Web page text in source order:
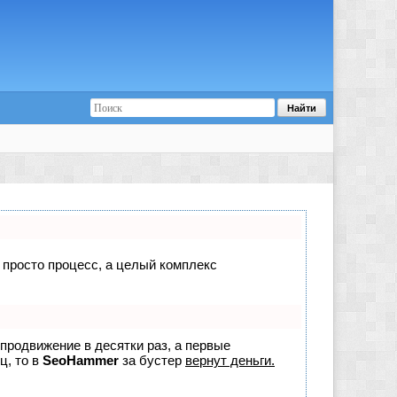
процесс, а целый комплекс
в десятки раз, а первые
то в SeoHammer за бустер вернут деньги.